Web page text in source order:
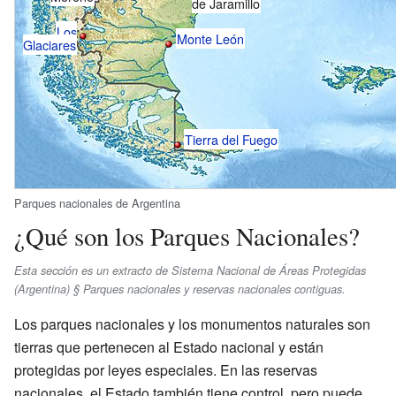
Los
Glaciares Monte León
Tierra del Fuego
Parques nacionales de Argentina
¿Qué son los Parques Nacionales?
Esta sección es un extracto de Sistema Nacional de Áreas Protegidas
(Argentina) § Parques nacionales y reservas nacionales contiguas.
Los parques nacionales y los monumentos naturales son
tierras que pertenecen al Estado nacional y están
protegidas por leyes especiales. En las reservas